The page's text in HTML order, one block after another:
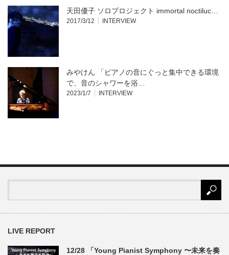
天田優子 ソロプロジェクト immortal noctiluc…
2017/3/12 INTERVIEW
みやけん 「ピアノの音にぐっと集中できる環境
で、音のシャワーを浴…
2023/1/7 INTERVIEW
LIVE REPORT
12/28 「Young Pianist Symphony 〜未来を奏